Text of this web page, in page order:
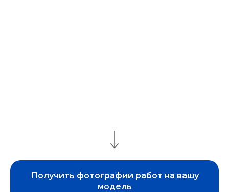
Получить фотографии работ на вашу
модель